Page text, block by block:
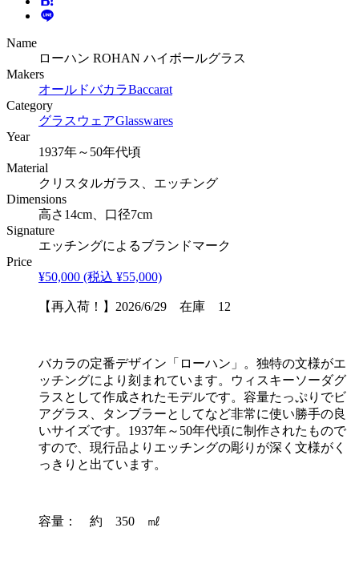
Name
ローハン ROHAN ハイボールグラス
Makers
オールドバカラBaccarat
Category
グラスウェアGlasswares
Year
1937年～50年代頃
Material
クリスタルガラス、エッチング
Dimensions
高さ14cm、口径7cm
Signature
エッチングによるブランドマーク
Price
¥50,000 (税込 ¥55,000)
【再入荷！】2026/6/29 在庫 12
バカラの定番デザイン「ローハン」。独特の文様がエ
ッチングにより刻まれています。ウィスキーソーダグ
ラスとして作成されたモデルです。容量たっぷりでビ
アグラス、タンブラーとしてなど非常に使い勝手の良
いサイズです。1937年～50年代頃に制作されたもので
すので、現行品よりエッチングの彫りが深く文様がく
っきりと出ています。
容量： 約 350 ㎖